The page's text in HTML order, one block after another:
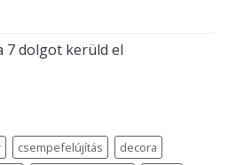
7 dolgot kerüld el
csempefelújítás
decora